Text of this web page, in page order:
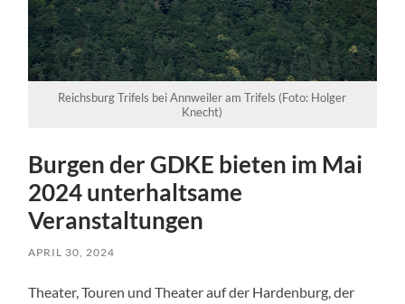
Reichsburg Trifels bei Annweiler am Trifels (Foto: Holger
Knecht)
Burgen der GDKE bieten im Mai
2024 unterhaltsame
Veranstaltungen
APRIL 30, 2024
Theater, Touren und Theater auf der Hardenburg, der